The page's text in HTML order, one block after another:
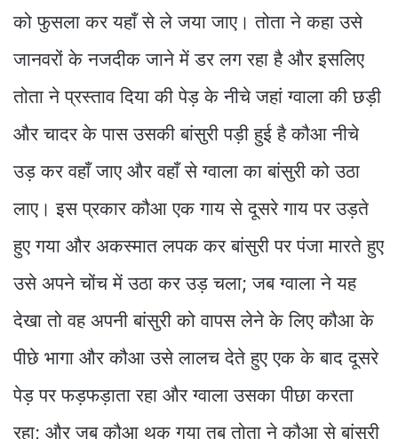
को फुसला कर यहाँ से ले जया जाए। तोता ने कहा उसे
जानवरों के नजदीक जाने में डर लग रहा है और इसलिए
तोता ने प्रस्ताव दिया की पेड़ के नीचे जहां ग्वाला की छड़ी
और चादर के पास उसकी बांसुरी पड़ी हुई है कौआ नीचे
उड़ कर वहाँ जाए और वहाँ से ग्वाला का बांसुरी को उठा
लाए। इस प्रकार कौआ एक गाय से दूसरे गाय पर उड़ते
हुए गया और अकस्मात लपक कर बांसुरी पर पंजा मारते हुए
उसे अपने चोंच में उठा कर उड़ चला; जब ग्वाला ने यह
देखा तो वह अपनी बांसुरी को वापस लेने के लिए कौआ के
पीछे भागा और कौआ उसे लालच देते हुए एक के बाद दूसरे
पेड़ पर फड़फड़ाता रहा और ग्वाला उसका पीछा करता
रहा; और जब कौआ थक गया तब तोता ने कौआ से बांसुरी